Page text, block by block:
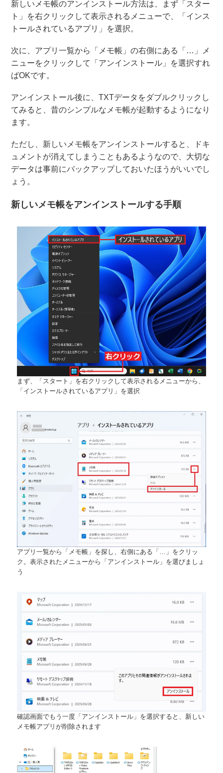
新しいメモ帳のアンインストール方法は、まず「スター
ト」を右クリックして表示されるメニューで、「インス
トールされているアプリ」を選択。
次に、アプリ一覧から「メモ帳」の右側にある「…」メ
ニューをクリックして「アンインストール」を選択すれ
ばOKです。
アンインストール後に、TXTデータをダブルクリックし
てみると、昔のシンプルなメモ帳が起動するようになり
ます。
ただし、新しいメモ帳をアンインストールすると、ドキ
ュメントが消えてしまうこともあるようなので、大切な
データは事前にバックアップしておいたほうがいいでし
ょう。
新しいメモ帳をアンインストールする手順
まず、「スタート」を右クリックして表示されるメニューから、
「インストールされているアプリ」を選択
アプリ一覧から「メモ帳」を探し、右側にある「…」をクリッ
ク。表示されたメニューから「アンインストール」を選びましょ
う
確認画面でもう一度「アンインストール」を選択すると、新しい
メモ帳アプリが削除されます